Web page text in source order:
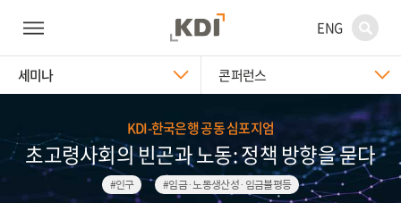
ENG
세미나 콘퍼런스
KDI-한국은행 공동 심포지엄
초고령사회의 빈곤과 노동: 정책 방향을 묻다
#인구 #임금·노동생산성·임금불평등